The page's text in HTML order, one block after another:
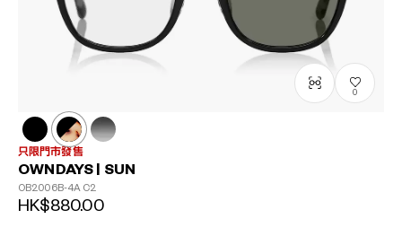
0
只限門市發售
OWNDAYS | SUN
OB2006B-4A C2
HK$880.00